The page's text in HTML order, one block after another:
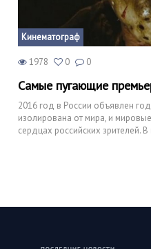
Кинематограф
1978 0 0
Самые пугающие
2016 год в России объявлен
изолирована от мира, и
сердцах российских зрителей.